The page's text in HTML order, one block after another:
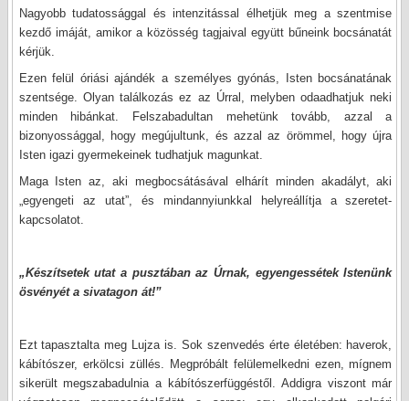
Nagyobb tudatossággal és intenzitással élhetjük meg a szentmise
kezdő imáját, amikor a közösség tagjaival együtt bűneink bocsánatát
kérjük.
Ezen felül óriási ajándék a személyes gyónás, Isten bocsánatának
szentsége. Olyan találkozás ez az Úrral, melyben odaadhatjuk neki
minden hibánkat. Felszabadultan mehetünk tovább, azzal a
bizonyossággal, hogy megújultunk, és azzal az örömmel, hogy újra
Isten igazi gyermekeinek tudhatjuk magunkat.
Maga Isten az, aki megbocsátásával elhárít minden akadályt, aki
„egyengeti az utat”, és mindannyiunkkal helyreállítja a szeretet-
kapcsolatot.
„Készítsetek utat a pusztában az Úrnak, egyengessétek Istenünk
ösvényét a sivatagon át!”
Ezt tapasztalta meg Lujza is. Sok szenvedés érte életében: haverok,
kábítószer, erkölcsi züllés. Megpróbált felülemelkedni ezen, mígnem
sikerült megszabadulnia a kábítószerfüggéstől. Addigra viszont már